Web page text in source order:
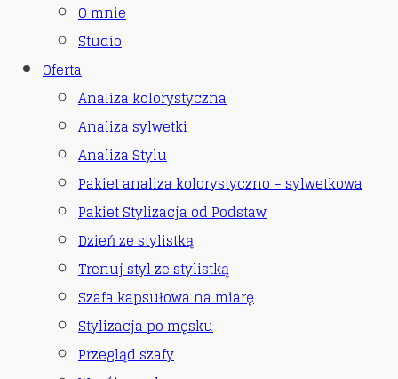
O mnie
Studio
Oferta
Analiza kolorystyczna
Analiza sylwetki
Analiza Stylu
Pakiet analiza kolorystyczno – sylwetkowa
Pakiet Stylizacja od Podstaw
Dzień ze stylistką
Trenuj styl ze stylistką
Szafa kapsułowa na miarę
Stylizacja po męsku
Przegląd szafy